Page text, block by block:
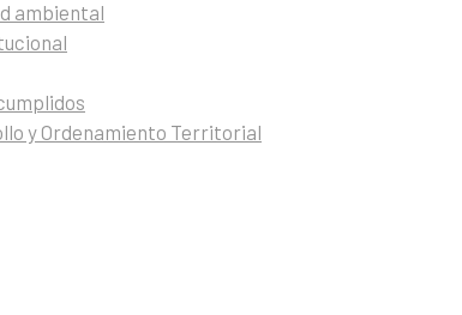
ambiental
y Ordenamiento Territorial